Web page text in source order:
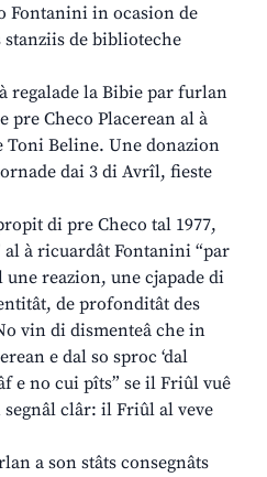
Fontanini in ocasion de
de biblioteche
regalade la Bibie par furlan
pre Checo Placerean al à
Beline. Une donazion
dai 3 di Avrîl, fieste
di pre Checo tal 1977,
à ricuardât Fontanini “par
reazion, une cjapade di
de profonditât des
vin di dismenteâ che in
e dal so sproc ‘dal
e no cui pîts” se il Friûl vuê
clâr: il Friûl al veve
a son stâts consegnâts